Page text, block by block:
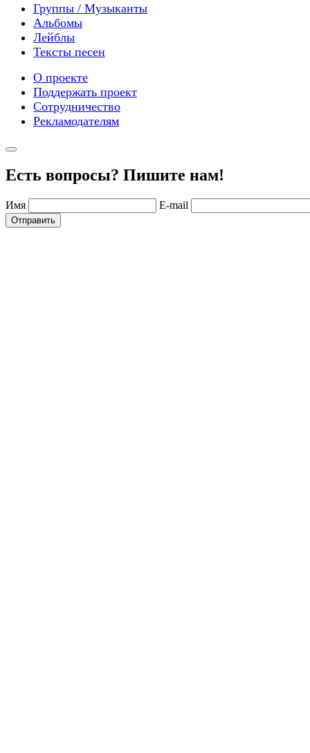
Группы / Музыканты
Альбомы
Лейблы
Тексты песен
О проекте
Поддержать проект
Сотрудничество
Рекламодателям
Есть вопросы? Пишите нам!
Имя E-mail